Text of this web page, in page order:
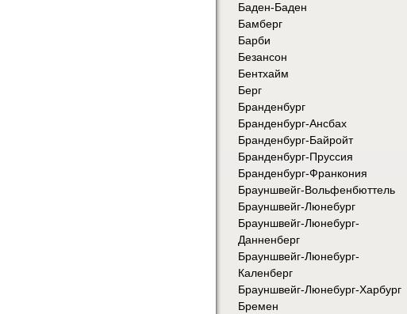
Баден-Баден
Бамберг
Барби
Безансон
Бентхайм
Берг
Бранденбург
Бранденбург-Ансбах
Бранденбург-Байройт
Бранденбург-Пруссия
Бранденбург-Франкония
Брауншвейг-Вольфенбюттель
Брауншвейг-Люнебург
Брауншвейг-Люнебург-
Данненберг
Брауншвейг-Люнебург-
Каленберг
Брауншвейг-Люнебург-Харбург
Бремен